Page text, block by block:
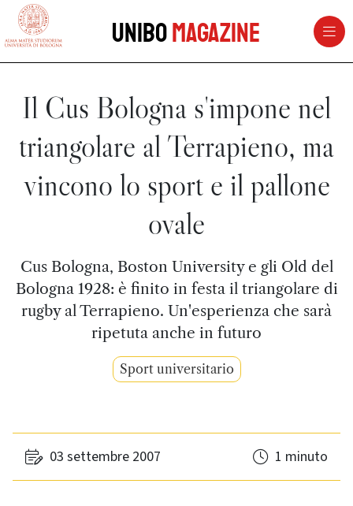
vai al contenuto della pagina
UniboMagazine
Il Cus Bologna s'impone nel
triangolare al Terrapieno, ma
vincono lo sport e il pallone
ovale
Cus Bologna, Boston University e gli Old del
Bologna 1928: è finito in festa il triangolare di
rugby al Terrapieno. Un'esperienza che sarà
ripetuta anche in futuro
Sport universitario
03 settembre 2007 1 minuto